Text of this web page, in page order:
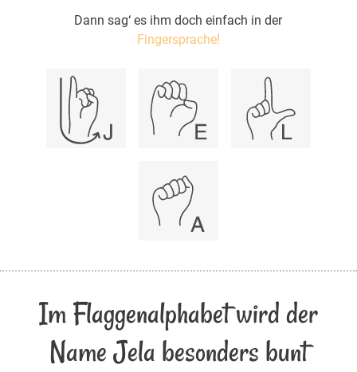
Dann sag‘ es ihm doch einfach in der
Fingersprache!
Im Flaggenalphabet wird der
Name Jela besonders bunt